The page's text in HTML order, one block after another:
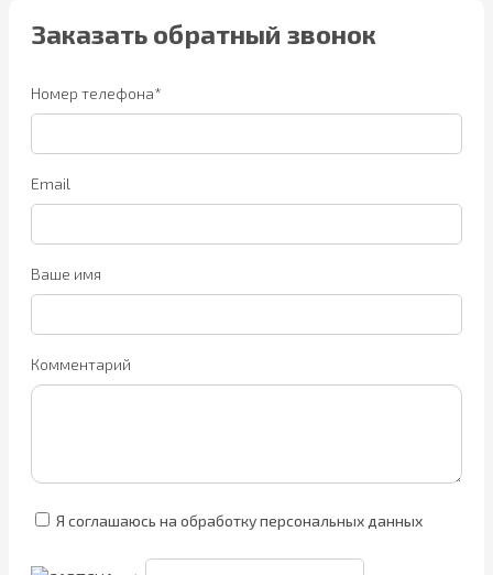
Заказать обратный звонок
Номер телефона*
Email
Ваше имя
Комментарий
Я соглашаюсь на обработку персональных данных